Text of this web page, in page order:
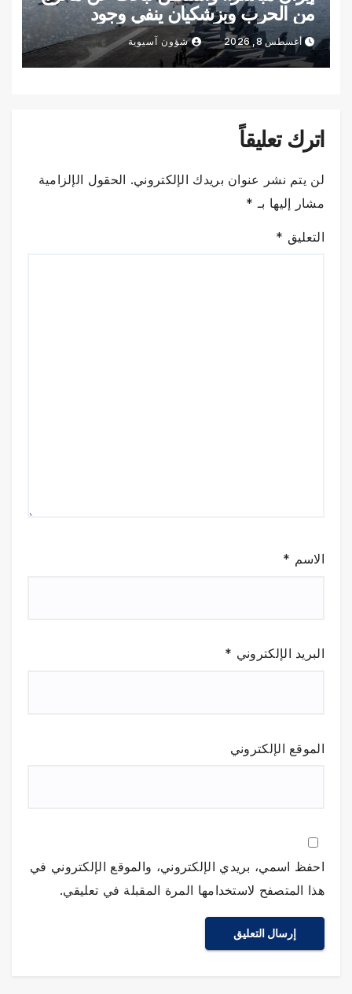
من الحرب وبزشكيان ينفي وجود
خلافات داخلية
أغسطس 8, 2026 شؤون آسيوية
اترك تعليقاً
لن يتم نشر عنوان بريدك الإلكتروني. الحقول الإلزامية
مشار إليها بـ *
التعليق *
الاسم *
البريد الإلكتروني *
الموقع الإلكتروني
احفظ اسمي، بريدي الإلكتروني، والموقع الإلكتروني في
هذا المتصفح لاستخدامها المرة المقبلة في تعليقي.